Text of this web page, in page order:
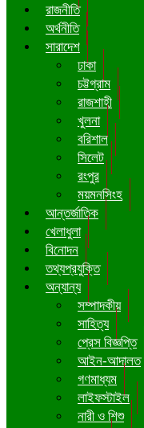
রাজনীতি
অর্থনীতি
সারাদেশ
ঢাকা
চট্টগ্রাম
রাজশাহী
খুলনা
বরিশাল
সিলেট
রংপুর
ময়মনসিংহ
আন্তর্জাতিক
খেলাধুলা
বিনোদন
তথ্যপ্রযুক্তি
অন্যান্য
সম্পাদকীয়
সাহিত্য
প্রেস বিজ্ঞপ্তি
আইন-আদালত
গণমাধ্যম
লাইফস্টাইল
নারী ও শিশু